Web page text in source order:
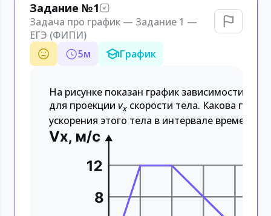
Задание №1
Задача про график — Задание 1 —
ЕГЭ (ФИПИ)
5м График
На рисунке показан график зависимости от
для проекции vx скорости тела. Какова
ускорения этого тела в интервале времени